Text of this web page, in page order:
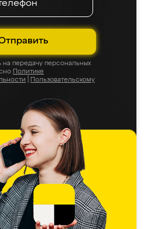
передачу персональных
Политике
Пользовательскому